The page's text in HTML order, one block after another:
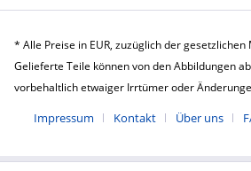
* Alle Preise in EUR, zuzüglich der gesetzlichen
Gelieferte Teile können von den Abbildungen
vorbehaltlich etwaiger Irrtümer oder
Impressum Kontakt Über uns